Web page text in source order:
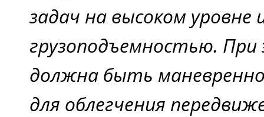
задач на высоком уровне
грузоподъемностью.
должна быть
для облегчения